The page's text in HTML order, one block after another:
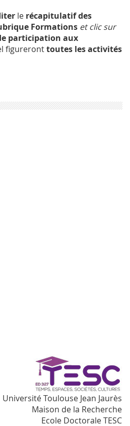
le récapitulatif des
Formations et clic sur
participation aux
figureronttoutes les activités
Université Toulouse Jean Jaurès
Maison de la Recherche
Ecole Doctorale TESC